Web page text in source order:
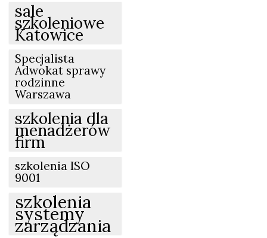
sale
szkoleniowe
Katowice
Specjalista
Adwokat sprawy
rodzinne
Warszawa
szkolenia dla
menadżerów
firm
szkolenia ISO
9001
szkolenia
systemy
zarządzania